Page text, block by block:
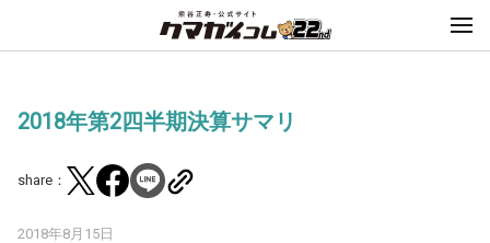
2018年第2四半期決算サマリ
share：
2018年8月15日